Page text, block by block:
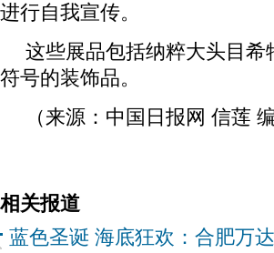
进行自我宣传。
这些展品包括纳粹大头目
符号的装饰品。
（来源：中国日报网 信莲
相关报道
蓝色圣诞 海底狂欢：合肥万